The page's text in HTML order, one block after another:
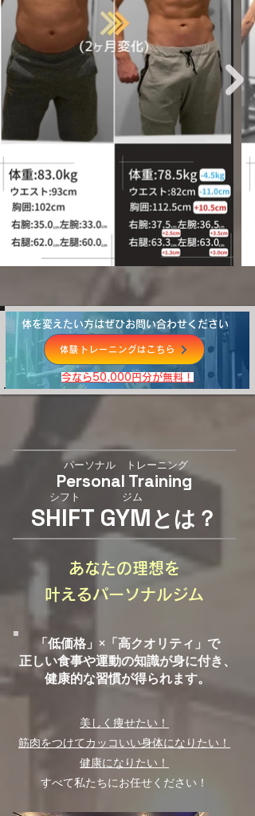
体を変えたい方はぜひお問い合わせください
体験トレーニングはこちら
​今なら50,000円分が無料！
​シフト ジム
​Personal Training
​SHIFT GYMとは？
「低価格」×「高クオリティ」で
正しい食事や運動の知識が身に付き、
健康的な習慣が得られます。
美しく痩せたい！
筋肉をつけてカッコいい身体になりたい ！
健康になりたい！
すべて私たちにお任せください！
あなたの理想を
叶えるパーソナルジム
パーソナル トレーニング